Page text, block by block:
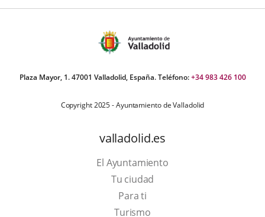
Plaza Mayor, 1. 47001 Valladolid, España. Teléfono:+34 983 426 100
Copyright 2025 - Ayuntamiento de Valladolid
valladolid.es
El Ayuntamiento
Tu ciudad
Para ti
TurismoThis